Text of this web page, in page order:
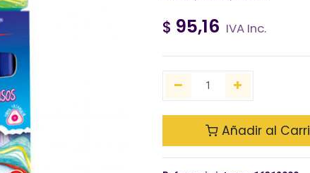
$ 95,16 IVA Inc.
Añadir al